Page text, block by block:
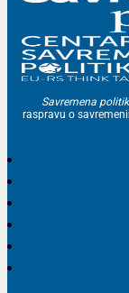
Savremena
raspravu o